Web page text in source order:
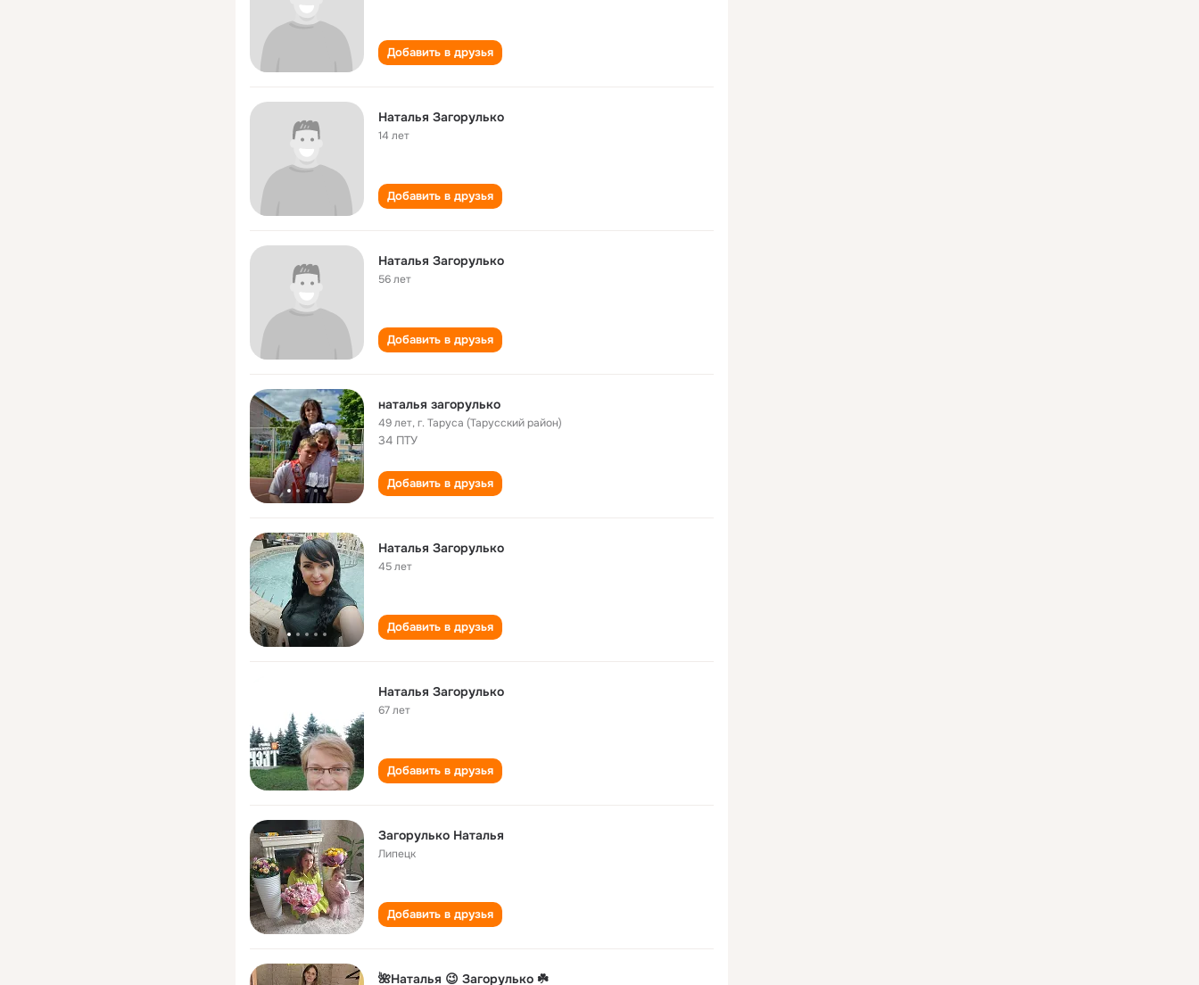
Добавить в друзья
Наталья Загорулько
14 лет
Добавить в друзья
Наталья Загорулько
56 лет
Добавить в друзья
наталья загорулько
49 лет,г. Таруса (Тарусский район)
34 ПТУ
Добавить в друзья
Наталья Загорулько
45 лет
Добавить в друзья
Наталья Загорулько
67 лет
Добавить в друзья
Загорулько Наталья
Липецк
Добавить в друзья
🌺Наталья 😉 Загорулько ☘️